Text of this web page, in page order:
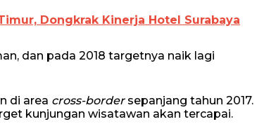
Dongkrak Kinerja Hotel Surabaya
dan pada 2018 targetnya naik lagi
di area cross-bordersepanjang tahun 2017.
kunjungan wisatawan akan tercapai.